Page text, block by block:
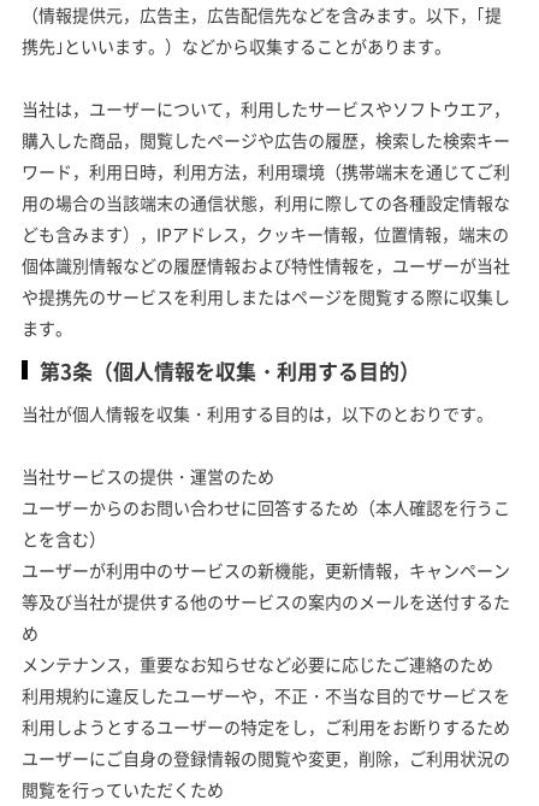
（情報提供元，広告主，広告配信先などを含みます。以下，｢提
携先｣といいます。）などから収集することがあります。
当社は，ユーザーについて，利用したサービスやソフトウエア，
購入した商品，閲覧したページや広告の履歴，検索した検索キー
ワード，利用日時，利用方法，利用環境（携帯端末を通じてご利
用の場合の当該端末の通信状態，利用に際しての各種設定情報な
ども含みます），IPアドレス，クッキー情報，位置情報，端末の
個体識別情報などの履歴情報および特性情報を，ユーザーが当社
や提携先のサービスを利用しまたはページを閲覧する際に収集し
ます。
第3条（個人情報を収集・利用する目的）
当社が個人情報を収集・利用する目的は，以下のとおりです。
当社サービスの提供・運営のため
ユーザーからのお問い合わせに回答するため（本人確認を行うこ
とを含む）
ユーザーが利用中のサービスの新機能，更新情報，キャンペーン
等及び当社が提供する他のサービスの案内のメールを送付するた
め
メンテナンス，重要なお知らせなど必要に応じたご連絡のため
利用規約に違反したユーザーや，不正・不当な目的でサービスを
利用しようとするユーザーの特定をし，ご利用をお断りするため
ユーザーにご自身の登録情報の閲覧や変更，削除，ご利用状況の
閲覧を行っていただくため